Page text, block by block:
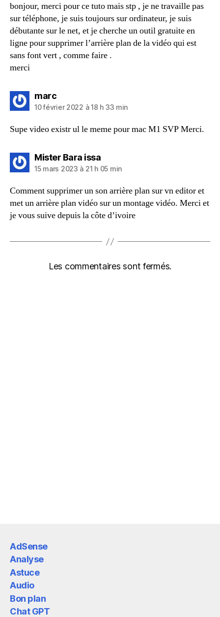
bonjour, merci pour ce tuto mais stp , je ne travaille pas
sur téléphone, je suis toujours sur ordinateur, je suis
débutante sur le net, et je cherche un outil gratuite en
ligne pour supprimer l’arrière plan de la vidéo qui est
sans font vert , comme faire .
merci
marcdit :
10 février 2022 à 18 h 33 min
Supe video existr ul le meme pour mac M1 SVP Merci.
Mister Bara issadit :
15 mars 2023 à 21 h 05 min
Comment supprimer un son arrière plan sur vn editor et
met un arrière plan vidéo sur un montage vidéo. Merci et
je vous suive depuis la côte d’ivoire
Les commentaires sont fermés.
AdSense
Analyse
Astuce
Audio
Bon plan
Chat GPT